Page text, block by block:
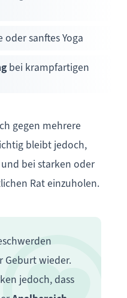
oder sanftes Yoga
bei krampfartigen
gegen mehrere
bleibt jedoch,
bei starken oder
Rat einzuholen.
Geburt wieder.
jedoch, dass